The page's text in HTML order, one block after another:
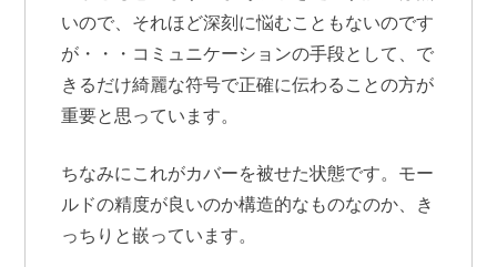
いので、それほど深刻に悩むこともないのです
が・・・コミュニケーションの手段として、で
きるだけ綺麗な符号で正確に伝わることの方が
重要と思っています。
ちなみにこれがカバーを被せた状態です。モー
ルドの精度が良いのか構造的なものなのか、き
っちりと嵌っています。